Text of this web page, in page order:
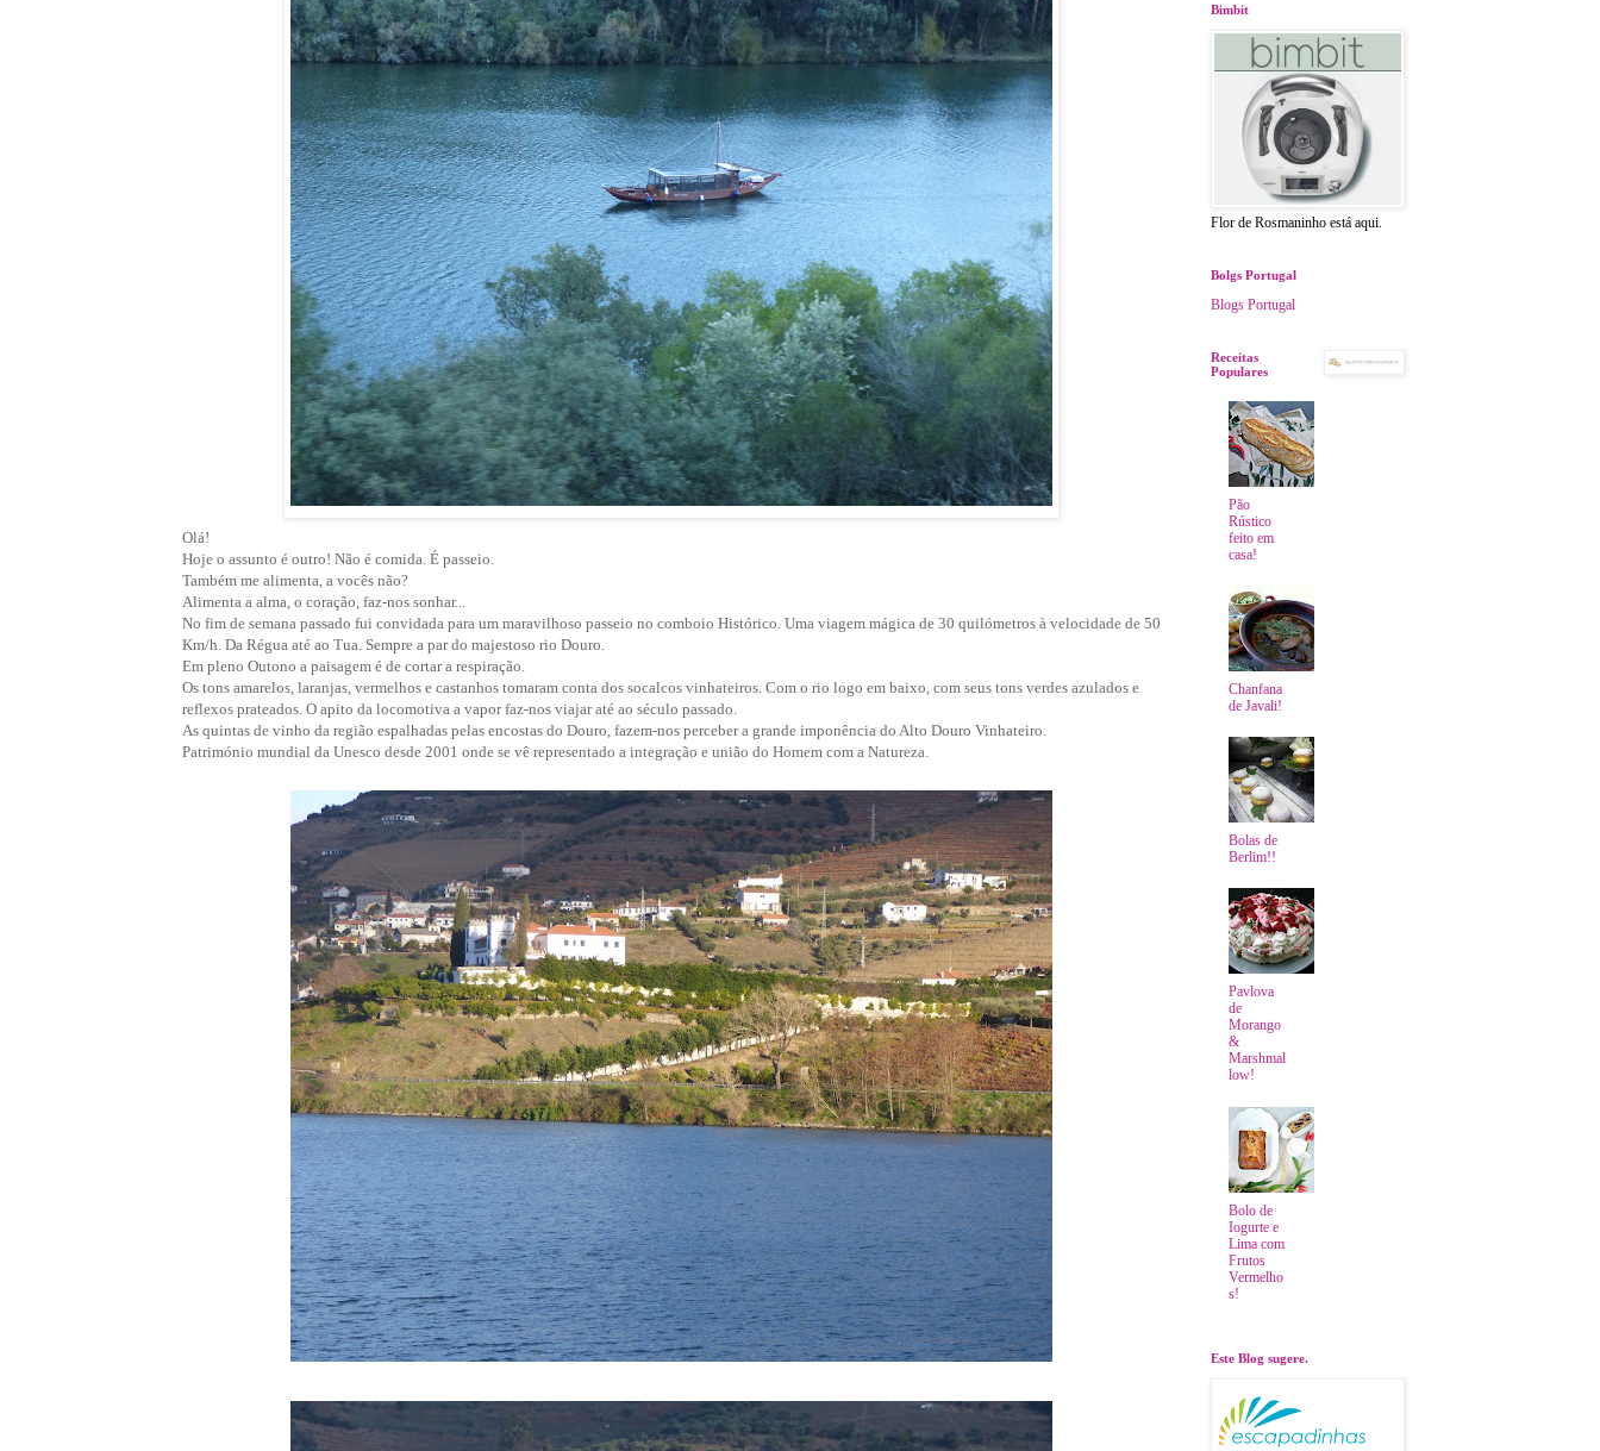
Olá!
Hoje o assunto é outro! Não é comida. É passeio.
Também me alimenta, a vocês não?
Alimenta a alma, o coração, faz-nos sonhar...
No fim de semana passado fui convidada para um maravilhoso passeio no comboio Histórico. Uma viagem mágica de 30 quilómetros à velocidade de 50
Km/h. Da Régua até ao Tua. Sempre a par do majestoso rio Douro.
Em pleno Outono a paisagem é de cortar a respiração.
Os tons amarelos, laranjas, vermelhos e castanhos tomaram conta dos socalcos vinhateiros. Com o rio logo em baixo, com seus tons verdes azulados e
reflexos prateados. O apito da locomotiva a vapor faz-nos viajar até ao século passado.
As quintas de vinho da região espalhadas pelas encostas do Douro, fazem-nos perceber a grande imponência do Alto Douro Vinhateiro.
Património mundial da Unesco desde 2001 onde se vê representado a integração e união do Homem com a Natureza.
Bimbit
Flor de Rosmaninho está aqui.
Bolgs Portugal
Blogs Portugal
Receitas
Populares
Pão
Rústico
feito em
casa!
Chanfana
de Javali!
Bolas de
Berlim!!
Pavlova
de
Morango
&
Marshmal
low!
Bolo de
Iogurte e
Lima com
Frutos
Vermelho
s!
Este Blog sugere.